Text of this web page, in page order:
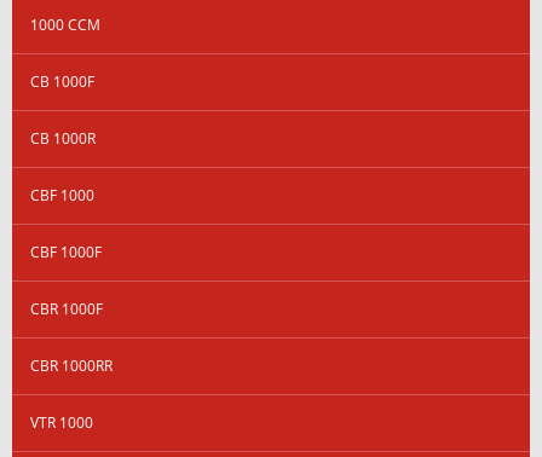
1000 CCM
CB 1000F
CB 1000R
CBF 1000
CBF 1000F
CBR 1000F
CBR 1000RR
VTR 1000